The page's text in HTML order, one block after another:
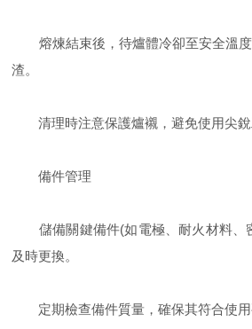
熔煉結束後，待爐體冷卻至安全溫度
渣。
清理時注意保護爐襯，避免使用尖銳
備件管理
儲備關鍵備件(如電極、耐火材料、
及時更換。
定期檢查備件質量，確保其符合使用